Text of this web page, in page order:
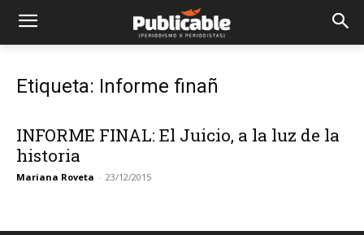
Etiqueta: Informe finañ
INFORME FINAL: El Juicio, a la luz de la
historia
Mariana Roveta - 23/12/2015